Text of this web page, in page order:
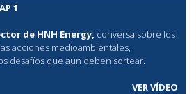
1
de HNH Energy, conversa sobre los
acciones medioambientales,
desafíos que aún deben sortear.
VER VÍDEO